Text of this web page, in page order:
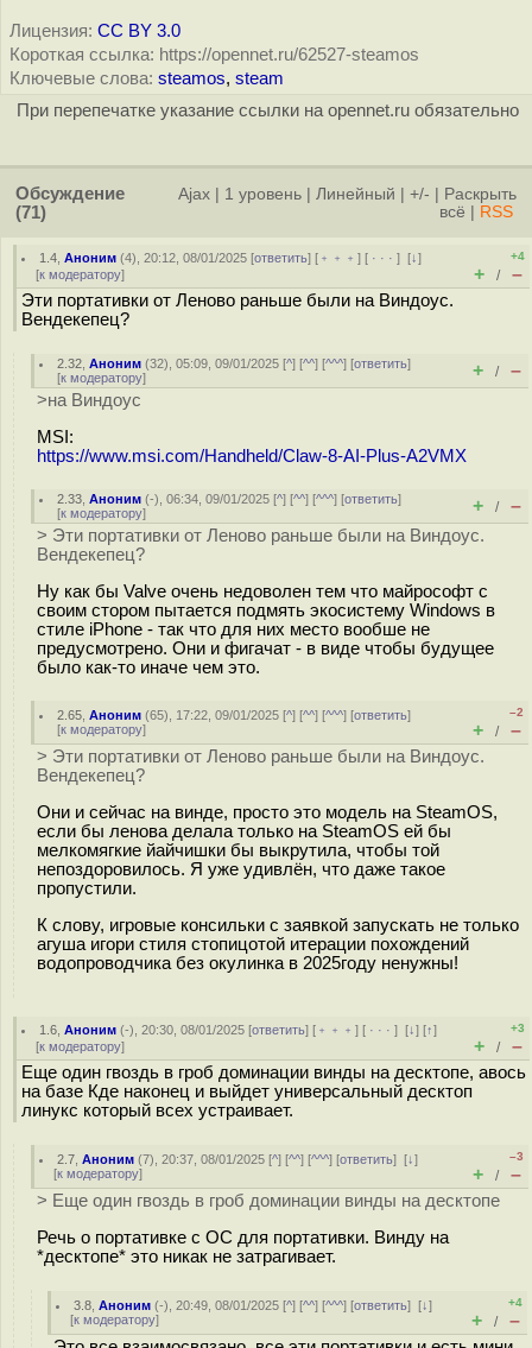
Лицензия: CC BY 3.0
Короткая ссылка: https://opennet.ru/62527-steamos
Ключевые слова: steamos, steam
При перепечатке указание ссылки на opennet.ru обязательно
Обсуждение
(71)
Ajax 1 уровень Линейный +/-
Раскрыть
всё
RSS
1.4 ,Аноним (4), 20:12, 08/01/2025 [ответить] [ ﹢﹢﹢] [ · · ·][↓]
[к модератору]
+4
+ / –
Эти портативки от Леново раньше были на Виндоус.
Вендекепец?
2.32 ,Аноним (32), 05:09, 09/01/2025 [^] [^^] [^^^] [ответить]
[к модератору] + / –
>на Виндоус
MSI:
https://www.msi.com/Handheld/Claw-8-AI-Plus-A2VMX
2.33 ,Аноним (-), 06:34, 09/01/2025 [^] [^^] [^^^] [ответить]
[к модератору] + / –
> Эти портативки от Леново раньше были на Виндоус.
Вендекепец?
Ну как бы Valve очень недоволен тем что майрософт с
своим стором пытается подмять экосистему Windows в
стиле iPhone - так что для них место вообше не
предусмотрено. Они и фигачат - в виде чтобы будущее
было как-то иначе чем это.
2.65 ,Аноним (65), 17:22, 09/01/2025 [^] [^^] [^^^] [ответить]
[к модератору]
–2
+ / –
> Эти портативки от Леново раньше были на Виндоус.
Вендекепец?
Они и сейчас на винде, просто это модель на SteamOS,
если бы ленова делала только на SteamOS ей бы
мелкомягкие йайчишки бы выкрутила, чтобы той
непоздоровилось. Я уже удивлён, что даже такое
пропустили.
К слову, игровые консильки с заявкой запускать не только
агуша игори стиля стопицотой итерации похождений
водопроводчика без окулинка в 2025году ненужны!
1.6 ,Аноним (-), 20:30, 08/01/2025 [ответить] [ ﹢﹢﹢] [ · · ·][↓] [↑]
[к модератору]
+3
+ / –
Еще один гвоздь в гроб доминации винды на десктопе, авось
на базе Кде наконец и выйдет универсальный десктоп
линукс который всех устраивает.
2.7 ,Аноним (7), 20:37, 08/01/2025 [^] [^^] [^^^] [ответить][↓]
[к модератору]
–3
+ / –
> Еще один гвоздь в гроб доминации винды на десктопе
Речь о портативке с ОС для портативки. Винду на
*десктопе* это никак не затрагивает.
3.8 ,Аноним (-), 20:49, 08/01/2025 [^] [^^] [^^^] [ответить][↓]
[к модератору]
+4
+ / –